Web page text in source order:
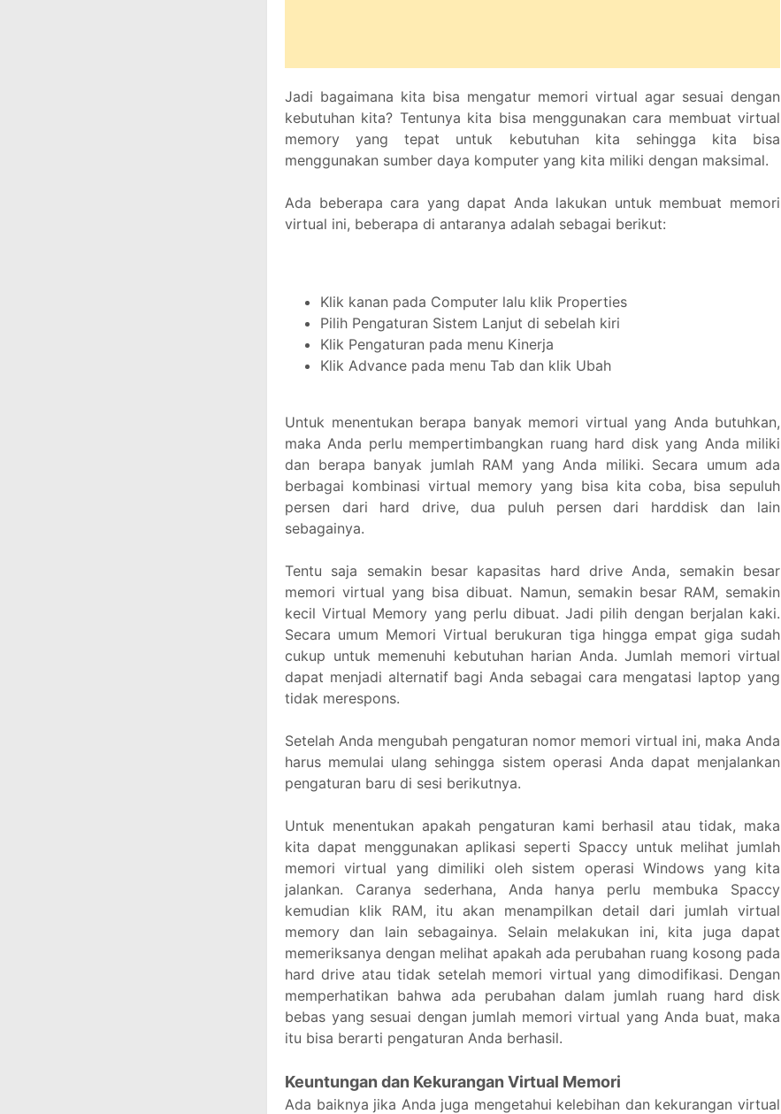
Jadi bagaimana kita bisa mengatur memori virtual agar sesuai dengan
kebutuhan kita? Tentunya kita bisa menggunakan cara membuat virtual
memory yang tepat untuk kebutuhan kita sehingga kita bisa
menggunakan sumber daya komputer yang kita miliki dengan maksimal.
Ada beberapa cara yang dapat Anda lakukan untuk membuat memori
virtual ini, beberapa di antaranya adalah sebagai berikut:
Klik kanan pada Computer lalu klik Properties
Pilih Pengaturan Sistem Lanjut di sebelah kiri
Klik Pengaturan pada menu Kinerja
Klik Advance pada menu Tab dan klik Ubah
Untuk menentukan berapa banyak memori virtual yang Anda butuhkan,
maka Anda perlu mempertimbangkan ruang hard disk yang Anda miliki
dan berapa banyak jumlah RAM yang Anda miliki. Secara umum ada
berbagai kombinasi virtual memory yang bisa kita coba, bisa sepuluh
persen dari hard drive, dua puluh persen dari harddisk dan lain
sebagainya.
Tentu saja semakin besar kapasitas hard drive Anda, semakin besar
memori virtual yang bisa dibuat. Namun, semakin besar RAM, semakin
kecil Virtual Memory yang perlu dibuat. Jadi pilih dengan berjalan kaki.
Secara umum Memori Virtual berukuran tiga hingga empat giga sudah
cukup untuk memenuhi kebutuhan harian Anda. Jumlah memori virtual
dapat menjadi alternatif bagi Anda sebagai cara mengatasi laptop yang
tidak merespons.
Setelah Anda mengubah pengaturan nomor memori virtual ini, maka Anda
harus memulai ulang sehingga sistem operasi Anda dapat menjalankan
pengaturan baru di sesi berikutnya.
Untuk menentukan apakah pengaturan kami berhasil atau tidak, maka
kita dapat menggunakan aplikasi seperti Spaccy untuk melihat jumlah
memori virtual yang dimiliki oleh sistem operasi Windows yang kita
jalankan. Caranya sederhana, Anda hanya perlu membuka Spaccy
kemudian klik RAM, itu akan menampilkan detail dari jumlah virtual
memory dan lain sebagainya. Selain melakukan ini, kita juga dapat
memeriksanya dengan melihat apakah ada perubahan ruang kosong pada
hard drive atau tidak setelah memori virtual yang dimodifikasi. Dengan
memperhatikan bahwa ada perubahan dalam jumlah ruang hard disk
bebas yang sesuai dengan jumlah memori virtual yang Anda buat, maka
itu bisa berarti pengaturan Anda berhasil.
Keuntungan dan Kekurangan Virtual Memori
Ada baiknya jika Anda juga mengetahui kelebihan dan kekurangan virtual